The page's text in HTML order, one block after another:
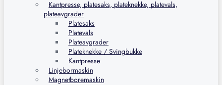
Kantpresse, platesaks, plateknekke, platevals,
plateavgrader
Platesaks
Platevals
Plateavgrader
Plateknekke / Svingbukke
Kantpresse
Linjebormaskin
Magnetboremaskin